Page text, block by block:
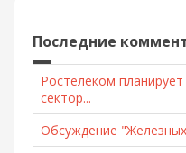
Последние
Ростелеком
сектор...
Обсуждение